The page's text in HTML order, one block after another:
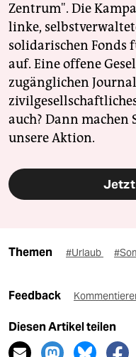
Zentrum". Die
linke,
solidarischen Fonds
auf. Eine offene
zugänglichen
auch? Dann machen
unsere Aktion.
Themen #Urlaub
Feedback
Diesen Artikel teilen